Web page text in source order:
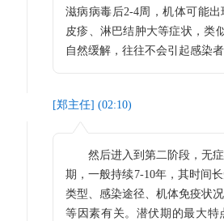
滋病病毒后2-4周，机体可能出
皮疹、淋巴结肿大等症状，类
自然缓解，往往不会引起感染者
[郑主任] (02:10)
然后进入到第二阶段，无症
期，一般持续7-10年，其时间
类型、感染途径、机体免疫状
等因素有关。潜伏期的最大特